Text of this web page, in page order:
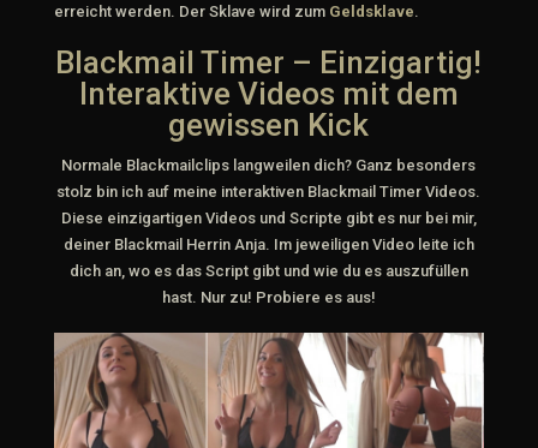
erreicht werden. Der Sklave wird zum Geldsklave.
Blackmail Timer – Einzigartig!
Interaktive Videos mit dem
gewissen Kick
Normale Blackmailclips langweilen dich? Ganz besonders
stolz bin ich auf meine interaktiven Blackmail Timer Videos.
Diese einzigartigen Videos und Scripte gibt es nur bei mir,
deiner Blackmail Herrin Anja. Im jeweiligen Video leite ich
dich an, wo es das Script gibt und wie du es auszufüllen
hast. Nur zu! Probiere es aus!